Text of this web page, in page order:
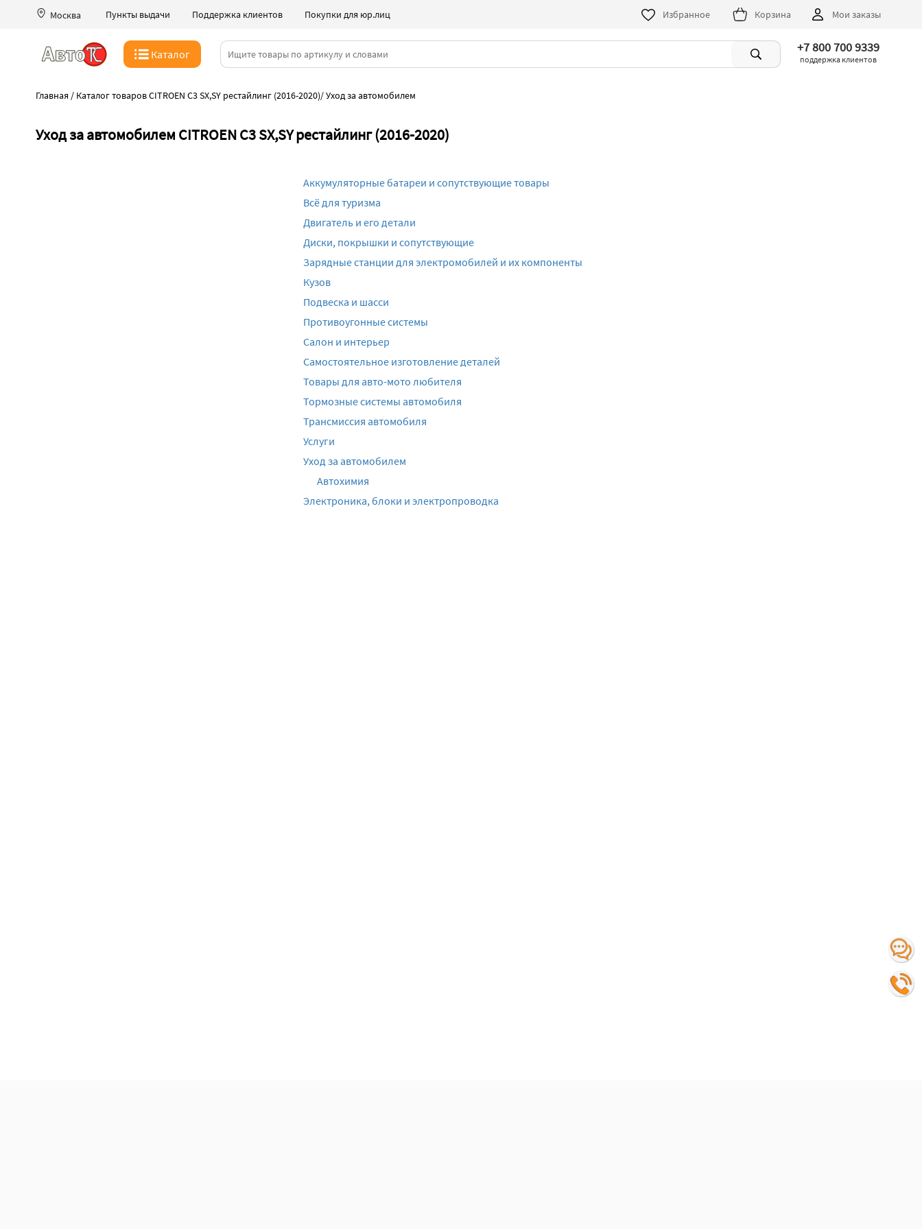
Москва Пункты выдачи Поддержка клиентов Покупки для юр.лиц Избранное Корзина Мои заказы
Каталог +7 800 700 9339
поддержка клиентов
Главная / Каталог товаров CITROEN C3 SX,SY рестайлинг (2016-2020)/Уход за автомобилем
Уход за автомобилем CITROEN C3 SX,SY рестайлинг (2016-2020)
Аккумуляторные батареи и сопутствующие товары
Всё для туризма
Двигатель и его детали
Диски, покрышки и сопутствующие
Зарядные станции для электромобилей и их компоненты
Кузов
Подвеска и шасси
Противоугонные системы
Салон и интерьер
Самостоятельное изготовление деталей
Товары для авто-мото любителя
Тормозные системы автомобиля
Трансмиссия автомобиля
Услуги
Уход за автомобилем
Автохимия
Электроника, блоки и электропроводка